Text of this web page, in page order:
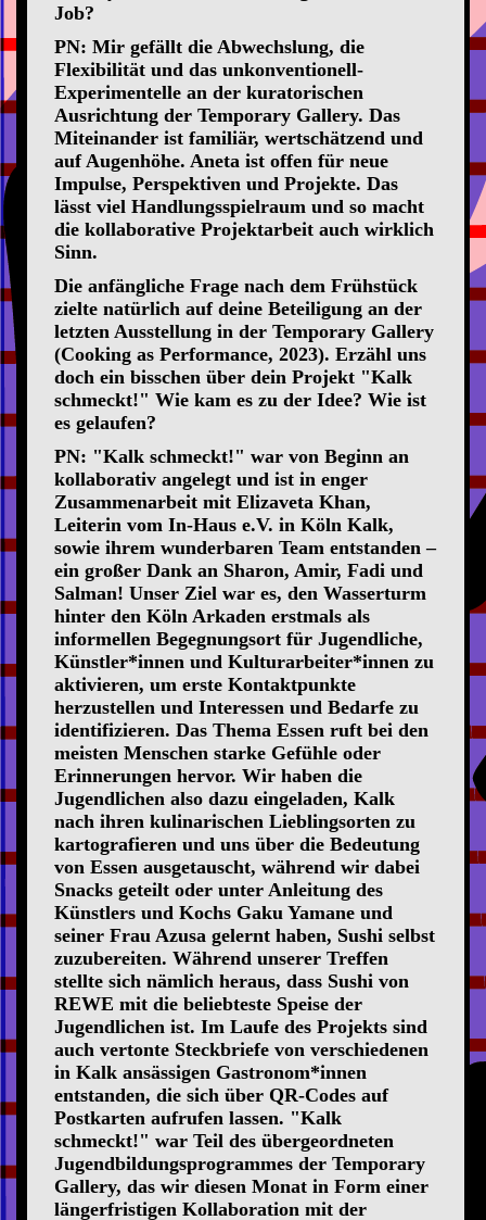
Job?
PN: Mir gefällt die Abwechslung, die
Flexibilität und das unkonventionell-
Experimentelle an der kuratorischen
Ausrichtung der Temporary Gallery. Das
Miteinander ist familiär, wertschätzend und
auf Augenhöhe. Aneta ist offen für neue
Impulse, Perspektiven und Projekte. Das
lässt viel Handlungsspielraum und so macht
die kollaborative Projektarbeit auch wirklich
Sinn.
Die anfängliche Frage nach dem Frühstück
zielte natürlich auf deine Beteiligung an der
letzten Ausstellung in der Temporary Gallery
(Cooking as Performance, 2023). Erzähl uns
doch ein bisschen über dein Projekt "Kalk
schmeckt!" Wie kam es zu der Idee? Wie ist
es gelaufen?
PN: "Kalk schmeckt!" war von Beginn an
kollaborativ angelegt und ist in enger
Zusammenarbeit mit Elizaveta Khan,
Leiterin vom In-Haus e.V. in Köln Kalk,
sowie ihrem wunderbaren Team entstanden –
ein großer Dank an Sharon, Amir, Fadi und
Salman! Unser Ziel war es, den Wasserturm
hinter den Köln Arkaden erstmals als
informellen Begegnungsort für Jugendliche,
Künstler*innen und Kulturarbeiter*innen zu
aktivieren, um erste Kontaktpunkte
herzustellen und Interessen und Bedarfe zu
identifizieren. Das Thema Essen ruft bei den
meisten Menschen starke Gefühle oder
Erinnerungen hervor. Wir haben die
Jugendlichen also dazu eingeladen, Kalk
nach ihren kulinarischen Lieblingsorten zu
kartografieren und uns über die Bedeutung
von Essen ausgetauscht, während wir dabei
Snacks geteilt oder unter Anleitung des
Künstlers und Kochs Gaku Yamane und
seiner Frau Azusa gelernt haben, Sushi selbst
zuzubereiten. Während unserer Treffen
stellte sich nämlich heraus, dass Sushi von
REWE mit die beliebteste Speise der
Jugendlichen ist. Im Laufe des Projekts sind
auch vertonte Steckbriefe von verschiedenen
in Kalk ansässigen Gastronom*innen
entstanden, die sich über QR-Codes auf
Postkarten aufrufen lassen. "Kalk
schmeckt!" war Teil des übergeordneten
Jugendbildungsprogrammes der Temporary
Gallery, das wir diesen Monat in Form einer
längerfristigen Kollaboration mit der